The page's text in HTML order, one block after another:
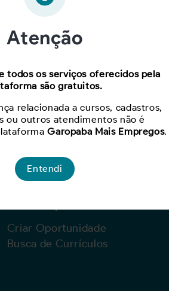
a páginaBuscar Oportunidades.
Criar Oportunidade
Busca de Currículos
Atenção
todos os serviços oferecidos pela
são gratuitos.
relacionada a cursos, cadastros,
ou outros atendimentos não é
Garopaba Mais Empregos.
Entendi